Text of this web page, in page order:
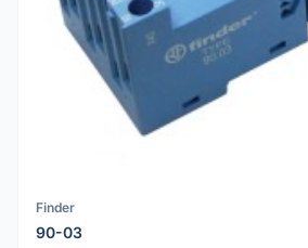
Finder
90-03